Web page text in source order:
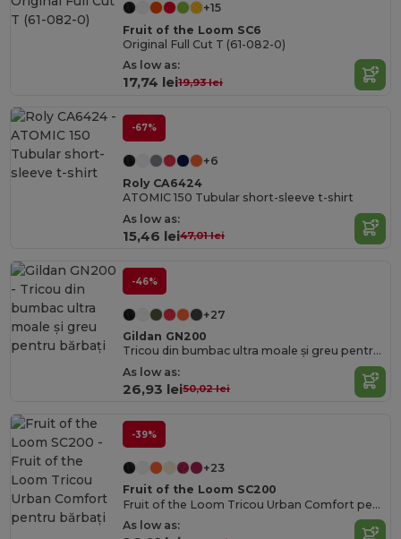
+15
Fruit of the Loom SC6
Original Full Cut T (61-082-0)
As low as:
17,74 lei19,93 lei
-67%
+6
Roly CA6424
ATOMIC 150 Tubular short-sleeve t-shirt
As low as:
15,46 lei47,01 lei
-46%
+27
Gildan GN200
Tricou din bumbac ultra moale și greu pentru bărbați
As low as:
26,93 lei50,02 lei
-39%
+23
Fruit of the Loom SC200
Fruit of the Loom Tricou Urban Comfort pentru bărbați
As low as: